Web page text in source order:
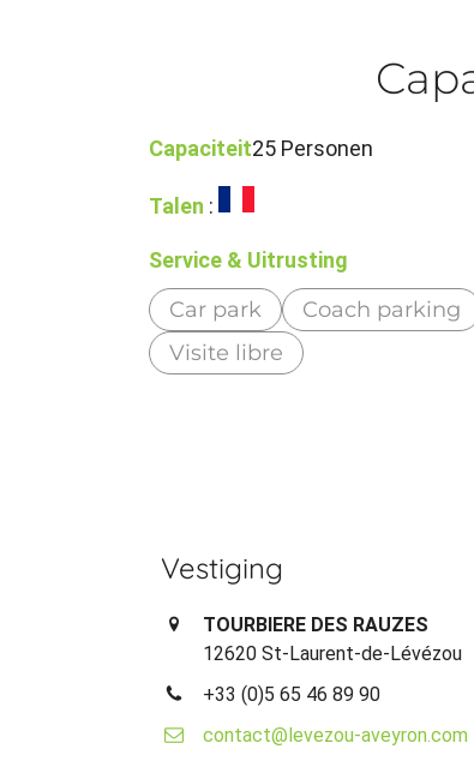
Capaciteit25 Personen
Talen :
Service & Uitrusting
Car park Coach parking
Visite libre
Vestiging
TOURBIERE DES RAUZES
12620 St-Laurent-de-Lévézou
+33 (0)5 65 46 89 90
contact@levezou-aveyron.com